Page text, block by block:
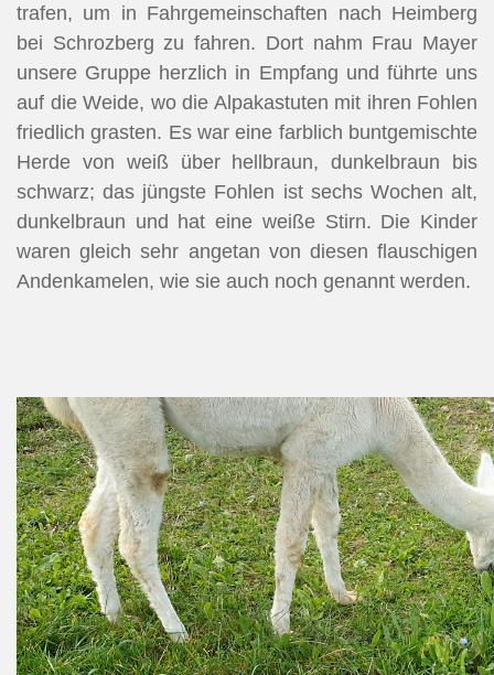
trafen, um in Fahrgemeinschaften nach Heimberg
bei Schrozberg zu fahren. Dort nahm Frau Mayer
unsere Gruppe herzlich in Empfang und führte uns
auf die Weide, wo die Alpakastuten mit ihren Fohlen
friedlich grasten. Es war eine farblich buntgemischte
Herde von weiß über hellbraun, dunkelbraun bis
schwarz; das jüngste Fohlen ist sechs Wochen alt,
dunkelbraun und hat eine weiße Stirn. Die Kinder
waren gleich sehr angetan von diesen flauschigen
Andenkamelen, wie sie auch noch genannt werden.